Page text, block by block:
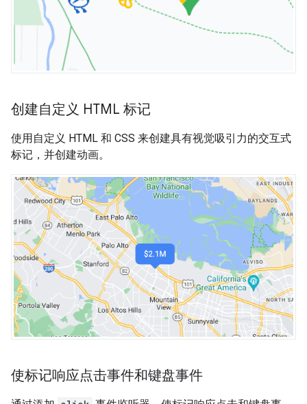
创建自定义 HTML 标记
使用自定义 HTML 和 CSS 来创建具有视觉吸引力的交互式
标记，并创建动画。
使标记响应点击事件和键盘事件